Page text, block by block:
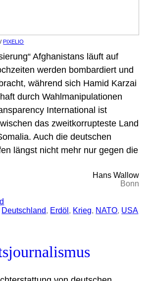
/PIXELIO
Afghanistans läuft auf
werden bombardiert und
während sich Hamid Karzai
durch Wahlmanipulationen
International ist
das zweitkorrupteste Land
Auch die deutschen
längst nicht mehr nur gegen die
Hans Wallow
Bonn
Deutschland, Erdöl , Krieg, NATO, USA